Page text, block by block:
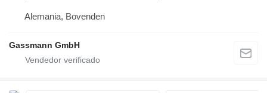
Alemania, Bovenden
Gassmann GmbH